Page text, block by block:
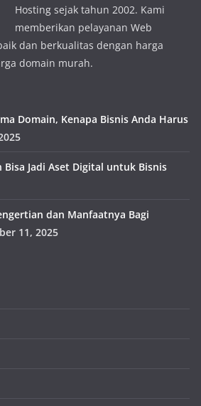
Hosting sejak tahun 2002. Kami
memberikan pelayanan Web
dan berkualitas dengan harga
domain murah.
Domain, Kenapa Bisnis Anda Harus
Bisa Jadi Aset Digital untuk Bisnis
dan Manfaatnya Bagi
11, 2025